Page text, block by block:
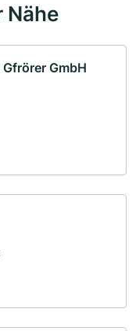
Nähe
GmbH